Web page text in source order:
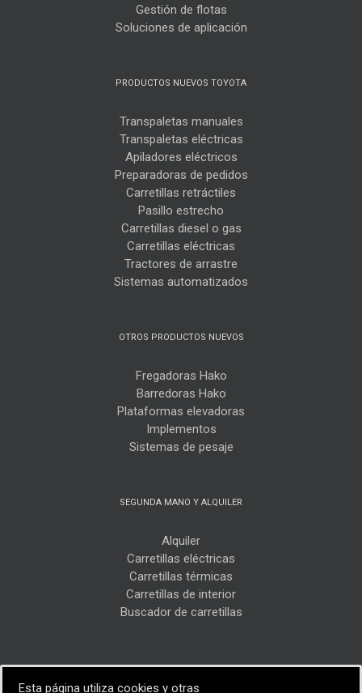
Gestión de flotas
Soluciones de aplicación
PRODUCTOS NUEVOS TOYOTA
Transpaletas manuales
Transpaletas eléctricas
Apiladores eléctricos
Preparadoras de pedidos
Carretillas retráctiles
Pasillo estrecho
Carretillas diesel o gas
Carretillas eléctricas
Tractores de arrastre
Sistemas automatizados
OTROS PRODUCTOS NUEVOS
Fregadoras Hako
Barredoras Hako
Plataformas elevadoras
Implementos
Sistemas de pesaje
SEGUNDA MANO Y ALQUILER
Alquiler
Carretillas eléctricas
Carretillas térmicas
Carretillas de interior
Buscador de carretillas
Esta página utiliza cookies y otras